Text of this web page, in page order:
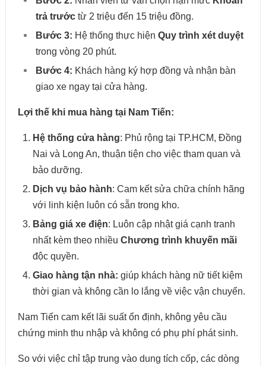
trả trướctừ 2 triệu đến 15 triệu đồng.
Bước 3: Hệ thống thực hiện Quy trình xét duyệt
trong vòng 20 phút.
Bước 4: Khách hàng ký hợp đồng và nhận bàn
giao xe ngay tại cửa hàng.
Lợi thế khi mua hàng tại Nam Tiến:
Hệ thống cửa hàng: Phủ rộng tại TP.HCM, Đồng
Nai và Long An, thuận tiện cho việc tham quan và
bảo dưỡng.
Dịch vụ bảo hành: Cam kết sửa chữa chính hãng
với linh kiện luôn có sẵn trong kho.
Bảng giá xe điện: Luôn cập nhật giá cạnh tranh
nhất kèm theo nhiều Chương trình khuyến mãi
độc quyền.
Giao hàng tận nhà: giúp khách hàng nữ tiết kiệm
thời gian và không cần lo lắng về việc vận chuyển.
Nam Tiến cam kết lãi suất ổn định, không yêu cầu
chứng minh thu nhập và không có phụ phí phát sinh.
So với việc chỉ tập trung vào dung tích cốp, các dòng